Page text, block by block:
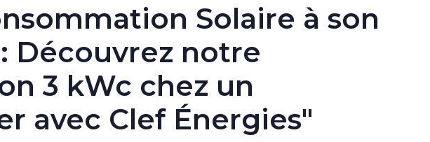
Solaire à son
Découvrez notre
3 kWc chez un
avec Clef Énergies"